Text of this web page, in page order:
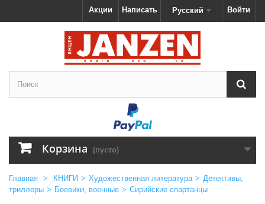
Войти
Русский
Написать
Акции
Корзина (пусто)
Главная > КНИГИ > Художественная литература > Детективы,
триллеры > Боевики, военные > Сирийские спартанцы